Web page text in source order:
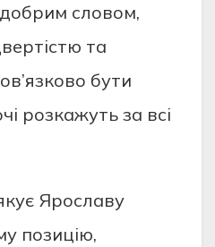
словом,
та
бути
розкажуть за всі
Ярославу
позицію,